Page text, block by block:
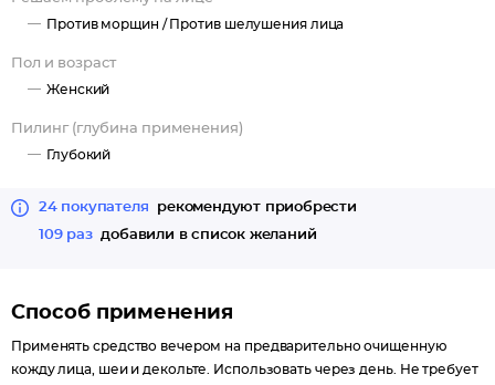
Против морщин / Против шелушения лица
Пол и возраст
Женский
Пилинг (глубина применения)
Глубокий
24 покупателя
рекомендуют приобрести
109 раз добавили в список желаний
Способ применения
Применять средство вечером на предварительно очищенную
кожду лица, шеи и декольте. Использовать через день. Не требует